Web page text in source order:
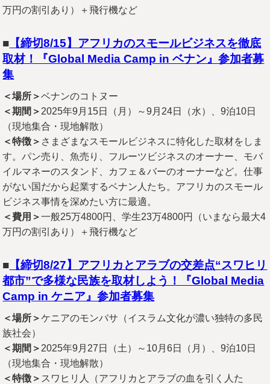
万円の割引あり）＋飛行機など
■ 【締切8/15】アフリカのスモールビジネスを徹底
取材！『Global Media Camp in ベナン』参加者募
集
＜場所＞ベナンのコトヌー
＜期間＞ 2025年9月15日（月）～9月24日（水）、9泊10日
（現地集合・現地解散）
＜特徴＞ さまざまなスモールビジネスに特化した取材をしま
す。パン売り、魚売り、フルーツビジネスのオーナー、モバ
イルマネーのスタンド、カフェ＆バーのオーナーなど。仕事
がない国だから起業するベナン人たち。アフリカのスモール
ビジネス事情を深めたい方に最適。
＜費用＞一般25万4800円、学生23万4800円（いまなら最大4
万円の割引あり）＋飛行機など
■ 【締切8/27】アフリカとアラブの交差点“スワヒリ
都市”で多様な民族を取材しよう！『Global Media
Camp in ケニア』参加者募集
＜場所＞ケニアのモンバサ（イスラム文化が濃い独特の多民
族社会）
＜期間＞ 2025年9月27日（土）～10月6日（月）、9泊10日
（現地集合・現地解散）
＜特徴＞ スワヒリ人（アフリカとアラブの血を引く人た